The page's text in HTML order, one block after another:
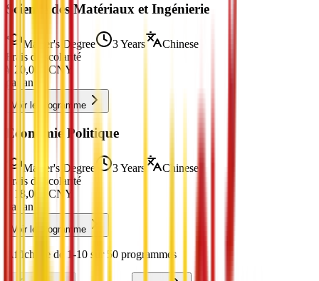
Science des Matériaux et Ingénierie
Master's Degree 3 Years
Chinese
Frais de scolarité
¥ 20,000
CNY
par an
Voir le programme
Économie Politique
Master's Degree 3 Years
Chinese
Frais de scolarité
18,000
CNY
par an
Voir le programme
Affichage de 1-10 sur 50 programmes